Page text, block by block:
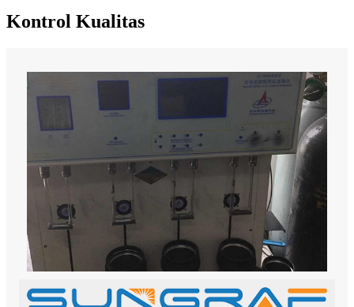
Kontrol Kualitas